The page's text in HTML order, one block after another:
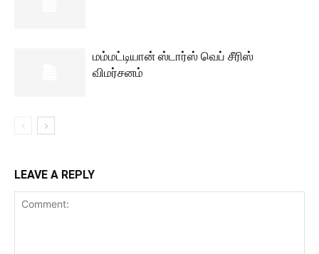
மம்மட்டியான் ஸ்டார்ஸ் வெப் சீரிஸ்
விமர்சனம்
LEAVE A REPLY